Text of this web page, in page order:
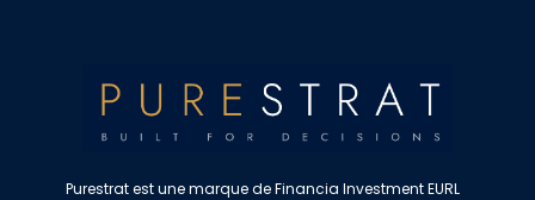
Purestrat est une marque de Financia Investment EURL